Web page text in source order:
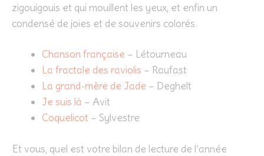
zigouigouis et qui mouillent les yeux, et enfin un
condensé de joies et de souvenirs colorés.
Chanson française – Létourneau
La fractale des raviolis – Raufast
La grand-mère de Jade – Deghelt
Je suis là – Avit
Coquelicot – Sylvestre
Et vous, quel est votre bilan de lecture de l’année